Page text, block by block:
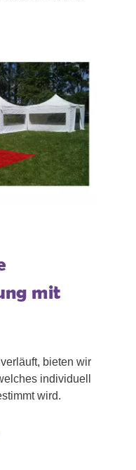
mit
bieten wir
individuell
wird.